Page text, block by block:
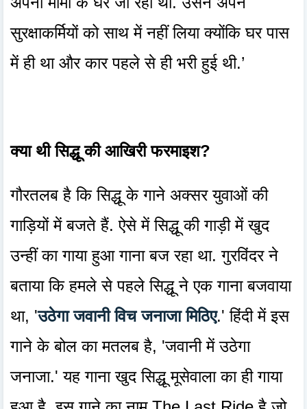
सुरक्षाकर्मियों को साथ में नहीं लिया क्योंकि घर पास
में ही था और कार पहले से ही भरी हुई थी.’
क्या थी सिद्धू की आखिरी फरमाइश?
गौरतलब है कि सिद्धू के गाने अक्सर युवाओं की
गाड़ियों में बजते हैं. ऐसे में सिद्धू की गाड़ी में खुद
उन्हीं का गाया हुआ गाना बज रहा था. गुरविंदर ने
बताया कि हमले से पहले सिद्धू ने एक गाना बजवाया
था, 'उठेगा जवानी विच जनाजा मिठिए.' हिंदी में इस
गाने के बोल का मतलब है, 'जवानी में उठेगा
जनाजा.' यह गाना खुद सिद्धू मूसेवाला का ही गाया